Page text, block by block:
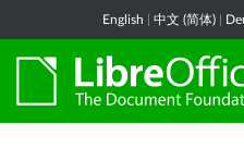
English 中文 (简体)